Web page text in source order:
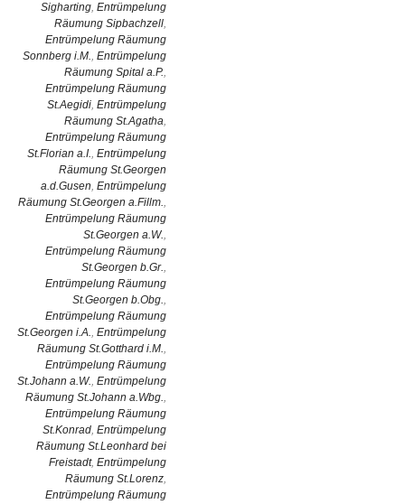
Sigharting, Entrümpelung
Räumung Sipbachzell,
Entrümpelung Räumung
Sonnberg i.M., Entrümpelung
Räumung Spital a.P.,
Entrümpelung Räumung
St.Aegidi, Entrümpelung
Räumung St.Agatha,
Entrümpelung Räumung
St.Florian a.I., Entrümpelung
Räumung St.Georgen
a.d.Gusen, Entrümpelung
Räumung St.Georgen a.Fillm.,
Entrümpelung Räumung
St.Georgen a.W.,
Entrümpelung Räumung
St.Georgen b.Gr.,
Entrümpelung Räumung
St.Georgen b.Obg.,
Entrümpelung Räumung
St.Georgen i.A., Entrümpelung
Räumung St.Gotthard i.M.,
Entrümpelung Räumung
St.Johann a.W., Entrümpelung
Räumung St.Johann a.Wbg.,
Entrümpelung Räumung
St.Konrad, Entrümpelung
Räumung St.Leonhard bei
Freistadt, Entrümpelung
Räumung St.Lorenz,
Entrümpelung Räumung